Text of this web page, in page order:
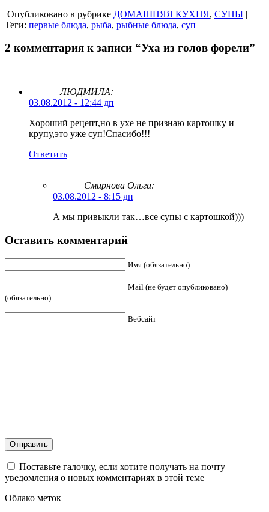
Опубликовано в рубрике ДОМАШНЯЯ КУХНЯ, СУПЫ |
Теги: первые блюда, рыба, рыбные блюда, суп
2 комментария к записи “Уха из голов форели”
ЛЮДМИЛА:
03.08.2012 - 12:44 дп
Хороший рецепт,но в ухе не признаю картошку и
крупу,это уже суп!Спасибо!!!
Ответить
Смирнова Ольга:
03.08.2012 - 8:15 дп
А мы привыкли так…все супы с картошкой)))
Оставить комментарий
Имя (обязательно)
Mail (не будет опубликовано)
(обязательно)
Вебсайт
Поставьте галочку, если хотите получать на почту
уведомления о новых комментариях в этой теме
Облако меток